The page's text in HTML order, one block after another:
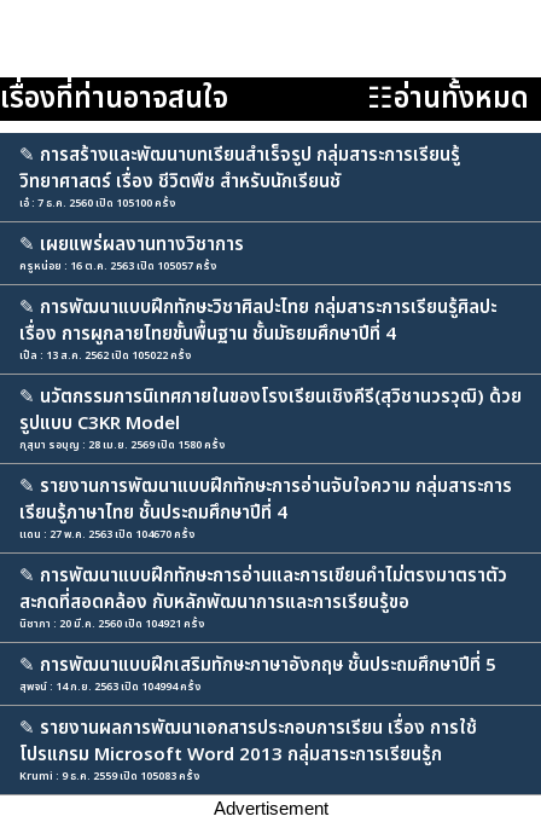
เรื่องที่ท่านอาจสนใจ ☷อ่านทั้งหมด
✎ การสร้างและพัฒนาบทเรียนสำเร็จรูป กลุ่มสาระการเรียนรู้
วิทยาศาสตร์ เรื่อง ชีวิตพืช สำหรับนักเรียนชั
เอ๋ : 7 ธ.ค. 2560 เปิด 105100 ครั้ง
✎ เผยแพร่ผลงานทางวิชาการ
ครูหน่อย : 16 ต.ค. 2563 เปิด 105057 ครั้ง
✎ การพัฒนาแบบฝึกทักษะวิชาศิลปะไทย กลุ่มสาระการเรียนรู้ศิลปะ
เรื่อง การผูกลายไทยขั้นพื้นฐาน ชั้นมัธยมศึกษาปีที่ 4
เปิ้ล : 13 ส.ค. 2562 เปิด 105022 ครั้ง
✎ นวัตกรรมการนิเทศภายในของโรงเรียนเชิงคีรี(สุวิชานวรวุฒิ) ด้วย
รูปแบบ C3KR Model
กุสุมา รอบุญ : 28 เม.ย. 2569 เปิด 1580 ครั้ง
✎ รายงานการพัฒนาแบบฝึกทักษะการอ่านจับใจความ กลุ่มสาระการ
เรียนรู้ภาษาไทย ชั้นประถมศึกษาปีที่ 4
แดน : 27 พ.ค. 2563 เปิด 104670 ครั้ง
✎ การพัฒนาแบบฝึกทักษะการอ่านและการเขียนคำไม่ตรงมาตราตัว
สะกดที่สอดคล้อง กับหลักพัฒนาการและการเรียนรู้ขอ
นิชาภา : 20 มี.ค. 2560 เปิด 104921 ครั้ง
✎ การพัฒนาแบบฝึกเสริมทักษะภาษาอังกฤษ ชั้นประถมศึกษาปีที่ 5
สุพจน์ : 14 ก.ย. 2563 เปิด 104994 ครั้ง
✎ รายงานผลการพัฒนาเอกสารประกอบการเรียน เรื่อง การใช้
โปรแกรม Microsoft Word 2013 กลุ่มสาระการเรียนรู้ก
Krumi : 9 ธ.ค. 2559 เปิด 105083 ครั้ง
Advertisement